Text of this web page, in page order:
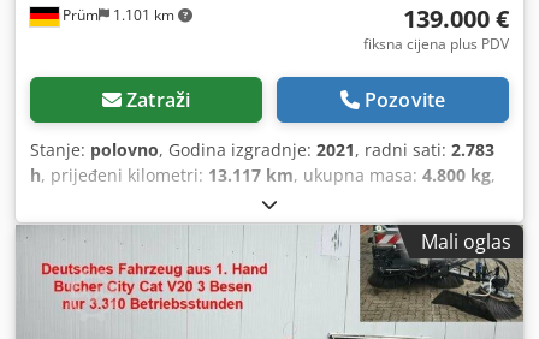
Prüm 1.101 km 139.000 €
fiksna cijena plus PDV
Zatraži Pozovite
Stanje: polovno, Godina izgradnje: 2021, radni sati: 2.783
h, prijeđeni kilometri: 13.117 km, ukupna masa: 4.800 kg,
, operativna masa:
maksimalna nosivost:1 kg, prazna masa:3.100 kg,
dimenzija gume:
215/75 R16 , ukupna dužina:5.280 mm,
stanje guma:85 postotak, dimenzija prednje gume:
215/75 R16 | 85%, dimenzija stražnje gume:215/75 R16 |
50 km/h
Mali oglas